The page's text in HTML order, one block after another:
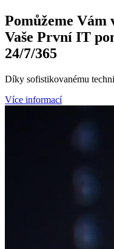
Pomůžeme Vám
Vaše PrvníIT
24/7/365
Díky sofistikovanému
Více informací